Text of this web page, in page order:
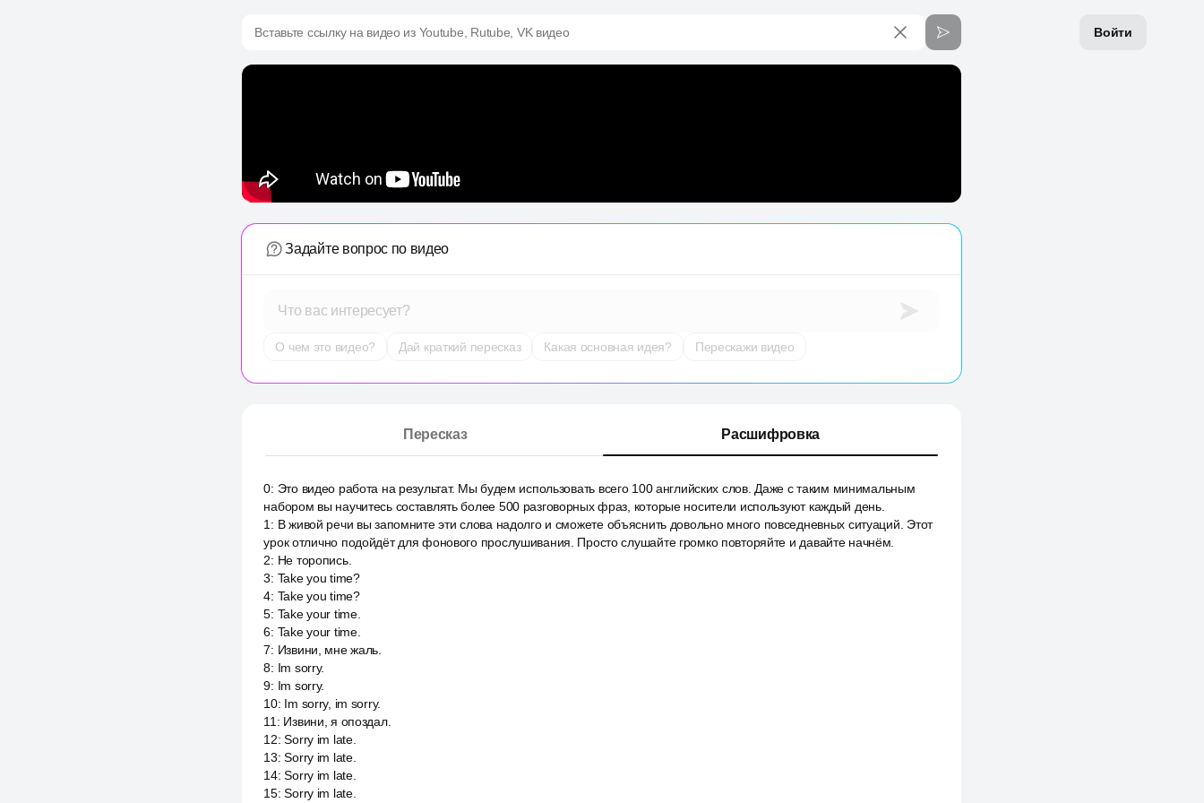
Войти
Вставьте ссылку на видео из Youtube, Rutube, VK видео
Задайте вопрос по видео
Что вас интересует?
О чем это видео? Дай краткий пересказ Какая основная идея? Перескажи видео
Пересказ Расшифровка
0: Это видео работа на результат. Мы будем использовать всего 100 английских слов. Даже с таким минимальным
набором вы научитесь составлять более 500 разговорных фраз, которые носители используют каждый день.
1 : В живой речи вы запомните эти слова надолго и сможете объяснить довольно много повседневных ситуаций. Этот
урок отлично подойдёт для фонового прослушивания. Просто слушайте громко повторяйте и давайте начнём.
2: Не торопись.
3: Take you time?
4: Take you time?
5: Take your time.
6: Take your time.
7: Извини, мне жаль.
8: Im sorry.
9: Im sorry.
10: Im sorry, im sorry.
11 : Извини, я опоздал.
12:Sorry im late.
13:Sorry im late.
14:Sorry im late.
15:Sorry im late.